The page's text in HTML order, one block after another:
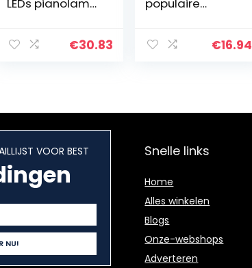
LEDs pianolamp
dimbaar USB
€30.83
populaire
tv-notities,
ISBN:
€16.94
VOOR BEST Snelle links
Home
Alles winkelen
Blogs
Onze-webshops
Adverteren